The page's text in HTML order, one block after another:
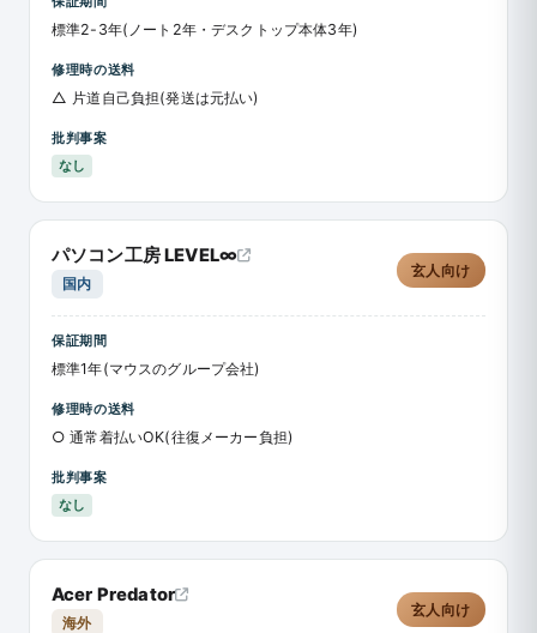
標準2-3年(ノート2年・デスクトップ本体3年)
修理時の送料
△ 片道自己負担(発送は元払い)
批判事案
なし
パソコン工房 LEVEL∞
国内
保証期間
標準1年(マウスのグループ会社)
修理時の送料
○ 通常着払いOK(往復メーカー負担)
批判事案
なし
玄人向け
Acer Predator
海外
玄人向け